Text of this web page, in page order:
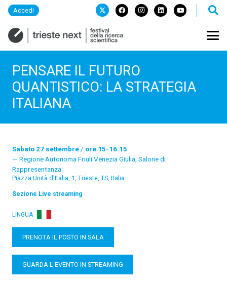
Accedi
PENSARE IL FUTURO
QUANTISTICO: LA STRATEGIA
ITALIANA
Sabato 27 settembre / ore 15-16.15
Regione Autonoma Friuli Venezia Giulia, Salone di
Rappresentanza
Piazza Unità d'Italia, 1, Trieste, TS, Italia
Sezione Live streaming
LINGUA
PRENOTA IL POSTO IN SALA
GUARDA L'EVENTO IN STREAMING